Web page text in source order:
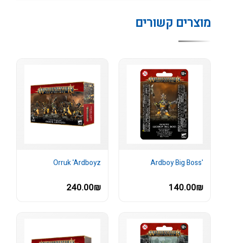
מוצרים קשורים
'Ardboy Big Boss
140.00₪
Orruk 'Ardboyz
240.00₪